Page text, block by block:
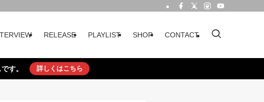
RELEASE PLAYLIST SHOP CONTACT
す。 詳しくはこちら